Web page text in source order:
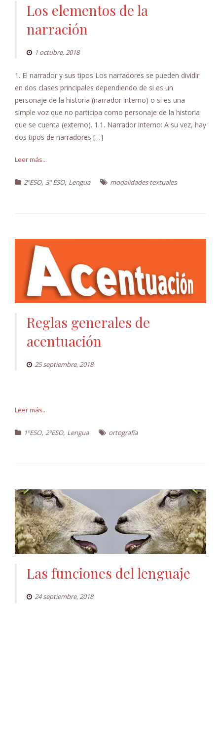
Los elementos de la
narración
1 octubre, 2018
1. El narrador y sus tipos Los narradores se pueden dividir
en dos clases principales dependiendo de si es un
personaje de la historia (narrador interno) o si es una
simple voz que no participa como personaje de la historia
que se cuenta (externo). 1.1. Narrador interno: A su vez, hay
dos tipos de narradores […]
Leer más...
2ºESO, 3º ESO, Lengua modalidades textuales
Reglas generales de
acentuación
25 septiembre, 2018
Leer más...
1ºESO, 2ºESO, Lengua ortografía
Las funciones del lenguaje
24 septiembre, 2018